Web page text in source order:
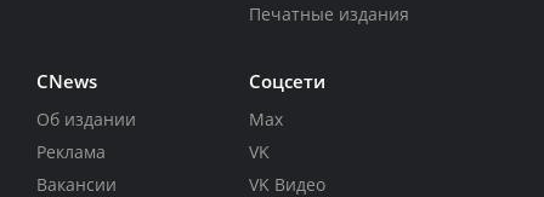
Печатные издания
CNews
Об издании
Реклама
Вакансии
Соцсети
Max
VK
VK Видео